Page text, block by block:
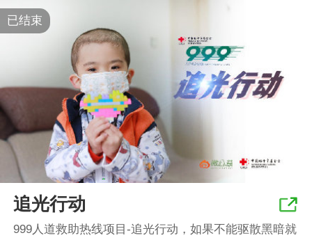
已结束
追光行动
999人道救助热线项目-追光行动，如果不能驱散黑暗就